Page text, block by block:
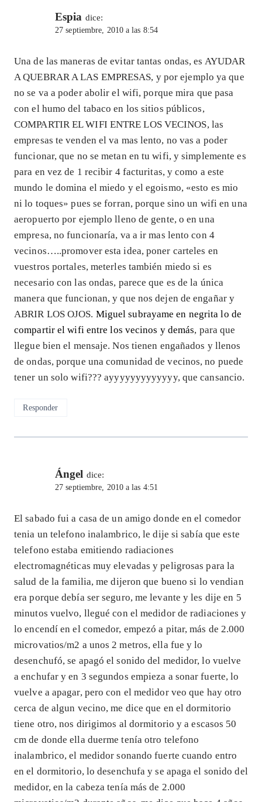
Espia dice:
27 septiembre, 2010 a las 8:54
Una de las maneras de evitar tantas ondas, es AYUDAR
A QUEBRAR A LAS EMPRESAS, y por ejemplo ya que
no se va a poder abolir el wifi, porque mira que pasa
con el humo del tabaco en los sitios públicos,
COMPARTIR EL WIFI ENTRE LOS VECINOS, las
empresas te venden el va mas lento, no vas a poder
funcionar, que no se metan en tu wifi, y simplemente es
para en vez de 1 recibir 4 facturitas, y como a este
mundo le domina el miedo y el egoismo, «esto es mio
ni lo toques» pues se forran, porque sino un wifi en una
aeropuerto por ejemplo lleno de gente, o en una
empresa, no funcionaría, va a ir mas lento con 4
vecinos…..promover esta idea, poner carteles en
vuestros portales, meterles también miedo si es
necesario con las ondas, parece que es de la única
manera que funcionan, y que nos dejen de engañar y
ABRIR LOS OJOS. Miguel subrayame en negrita lo de
compartir el wifi entre los vecinos y demás, para que
llegue bien el mensaje. Nos tienen engañados y llenos
de ondas, porque una comunidad de vecinos, no puede
tener un solo wifi??? ayyyyyyyyyyyyy, que cansancio.
Responder
Ángel dice:
27 septiembre, 2010 a las 4:51
El sabado fui a casa de un amigo donde en el comedor
tenia un telefono inalambrico, le dije si sabía que este
telefono estaba emitiendo radiaciones
electromagnéticas muy elevadas y peligrosas para la
salud de la familia, me dijeron que bueno si lo vendian
era porque debía ser seguro, me levante y les dije en 5
minutos vuelvo, llegué con el medidor de radiaciones y
lo encendí en el comedor, empezó a pitar, más de 2.000
microvatios/m2 a unos 2 metros, ella fue y lo
desenchufó, se apagó el sonido del medidor, lo vuelve
a enchufar y en 3 segundos empieza a sonar fuerte, lo
vuelve a apagar, pero con el medidor veo que hay otro
cerca de algun vecino, me dice que en el dormitorio
tiene otro, nos dirigimos al dormitorio y a escasos 50
cm de donde ella duerme tenía otro telefono
inalambrico, el medidor sonando fuerte cuando entro
en el dormitorio, lo desenchufa y se apaga el sonido del
medidor, en la cabeza tenía más de 2.000